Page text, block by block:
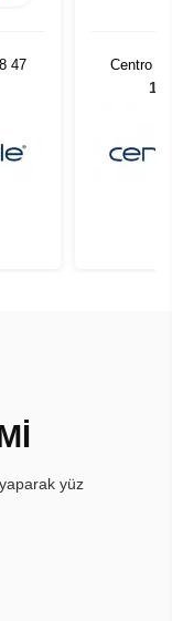
47 Centro
yüz